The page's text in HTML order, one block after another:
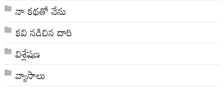
నా క‌థ‌తో నేను
కవి నడిచిన దారి
విశ్లేషణ
వ్యాసాలు